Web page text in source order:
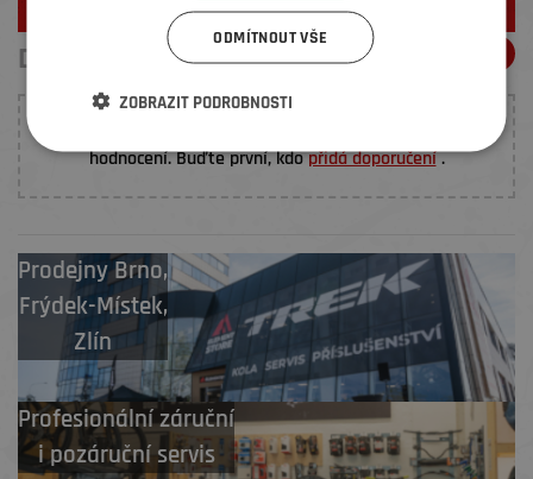
DOPORUČENÍ ELEMENŤÁKŮ
hodnocení. Buďte první, kdopřidá doporučení.
ProdejnyBrno,
Frýdek-Místek,
Zlín
Profesionální záruční
i pozáruční servis
ODMÍTNOUT VŠE
ZOBRAZIT PODROBNOSTI